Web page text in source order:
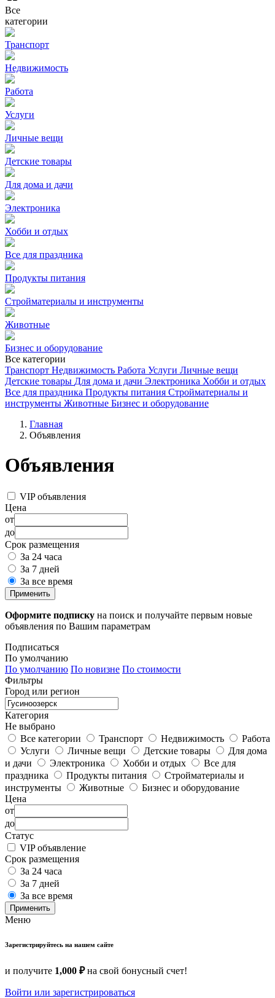
Все
категории
Транспорт
Недвижимость
Работа
Услуги
Личные вещи
Детские товары
Для дома и дачи
Электроника
Хобби и отдых
Все для праздника
Продукты питания
Стройматериалы и инструменты
Животные
Бизнес и оборудование
Все категории
Транспорт Недвижимость Работа Услуги Личные вещи
Детские товары Для дома и дачи Электроника Хобби и отдых
Все для праздника Продукты питания Стройматериалы и
инструменты Животные Бизнес и оборудование
Главная
Объявления
Объявления
VIP объявления
Цена
от
до
Срок размещения
За 24 часа
За 7 дней
За все время
Применить
Оформите подписку на поиск и получайте первым новые
объявления по Вашим параметрам
Подписаться
По умолчанию
По умолчанию По новизне По стоимости
Фильтры
Город или регион
Категория
Не выбрано
Все категории
Транспорт Недвижимость
Работа
Услуги
Личные вещи Детские товары
Для дома
и дачи
Электроника Хобби и отдых
Все для
праздника
Продукты питания
Стройматериалы и
инструменты
Животные
Бизнес и оборудование
Цена
от
до
Статус
VIP объявление
Срок размещения
За 24 часа
За 7 дней
За все время
Применить
Меню
Зарегистрируйтесь на нашем сайте
и получите 1,000 ₽на свой бонусный счет!
Войти или зарегистрироваться